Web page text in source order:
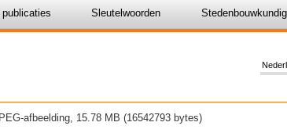
Sleutelwoorden
afbeelding, 15.78 MB (16542793 bytes)